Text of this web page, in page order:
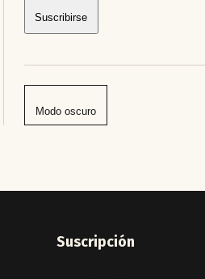
Suscribirse
Modo oscuro
Suscripción